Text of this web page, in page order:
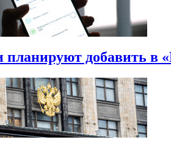
планируют добавить в